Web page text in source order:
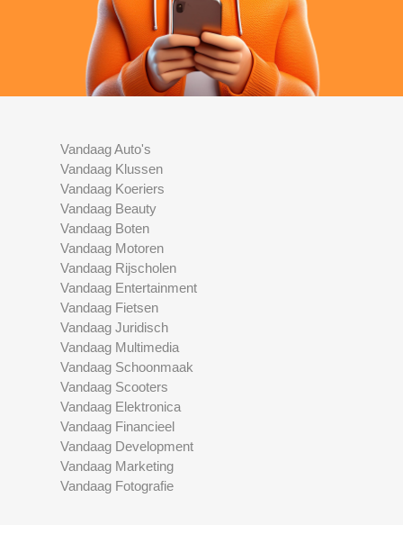
Vandaag Auto's
Vandaag Klussen
Vandaag Koeriers
Vandaag Beauty
Vandaag Boten
Vandaag Motoren
Vandaag Rijscholen
Vandaag Entertainment
Vandaag Fietsen
Vandaag Juridisch
Vandaag Multimedia
Vandaag Schoonmaak
Vandaag Scooters
Vandaag Elektronica
Vandaag Financieel
Vandaag Development
Vandaag Marketing
Vandaag Fotografie